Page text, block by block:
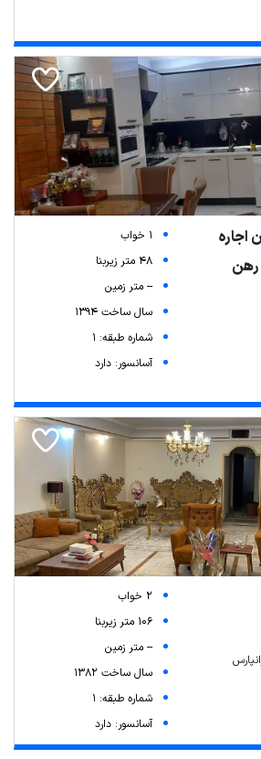
1 خواب
48 متر زیربنا
-- متر زمین
سال ساخت 1394
شماره طبقه: 1
آسانسور: دارد
2 خواب
106 متر زیربنا
-- متر زمین
سال ساخت 1382
شماره طبقه: 1
آسانسور: دارد